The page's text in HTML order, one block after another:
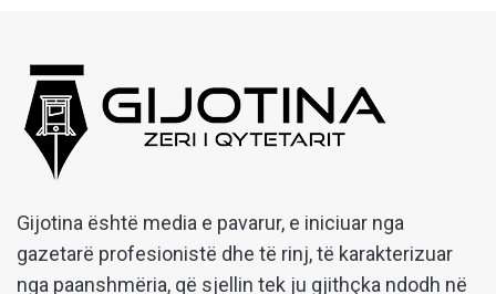
Gijotina është media e pavarur, e iniciuar nga
gazetarë profesionistë dhe të rinj, të karakterizuar
nga paanshmëria, që sjellin tek ju gjithçka ndodh në